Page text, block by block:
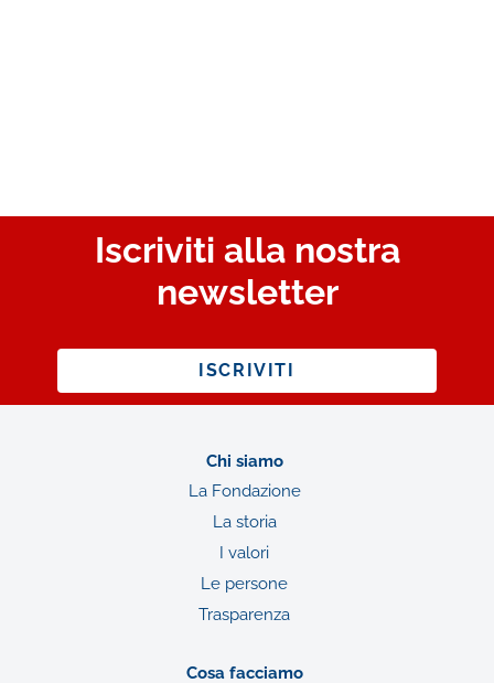
Iscriviti alla nostra
newsletter
ISCRIVITI
Chi siamo
La Fondazione
La storia
I valori
Le persone
Trasparenza
Cosa facciamo